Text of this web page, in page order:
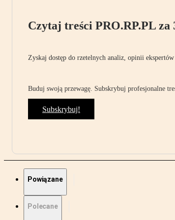
Czytaj treści PRO.RP.PL za
Zyskaj dostęp do rzetelnych analiz, opinii
Buduj swoją przewagę. Subskrybuj profesjonalne
Subskrybuj!
Powiązane
Polecane